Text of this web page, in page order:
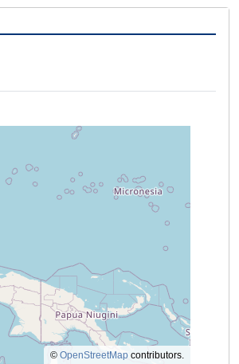
© OpenStreetMap contributors.